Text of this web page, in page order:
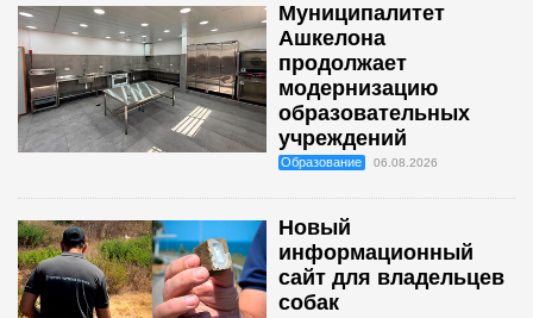
Муниципалитет
Ашкелона
продолжает
модернизацию
образовательных
учреждений
Образование 06.08.2026
Новый
информационный
сайт для владельцев
собак